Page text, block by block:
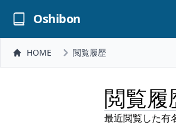
Oshibon
HOME 閲覧履歴
閲覧履
最近閲覧した有